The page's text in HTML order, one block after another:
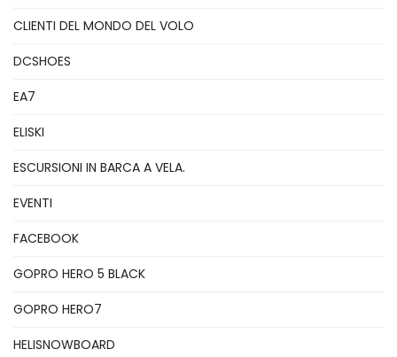
CLIENTI DEL MONDO DEL VOLO
DCSHOES
EA7
ELISKI
ESCURSIONI IN BARCA A VELA.
EVENTI
FACEBOOK
GOPRO HERO 5 BLACK
GOPRO HERO7
HELISNOWBOARD